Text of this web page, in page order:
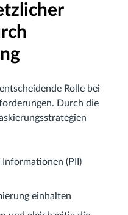
Rolle bei
Durch die
(PII)
einhalten